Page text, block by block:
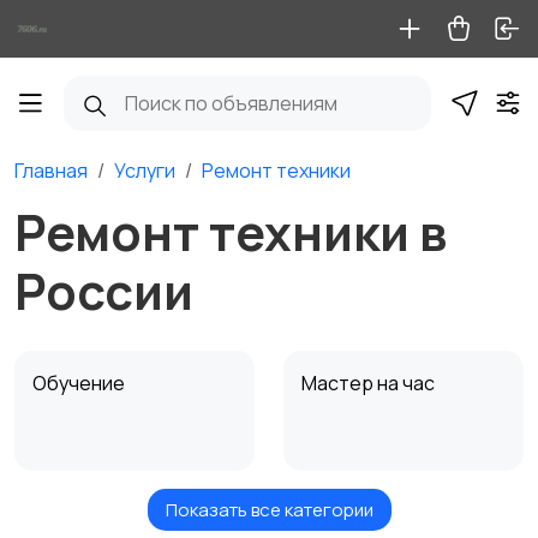
Главная Услуги Ремонт техники
Ремонт техники в
России
Обучение Мастер на час
Красота и здоровье Перевозки
Показать все категории